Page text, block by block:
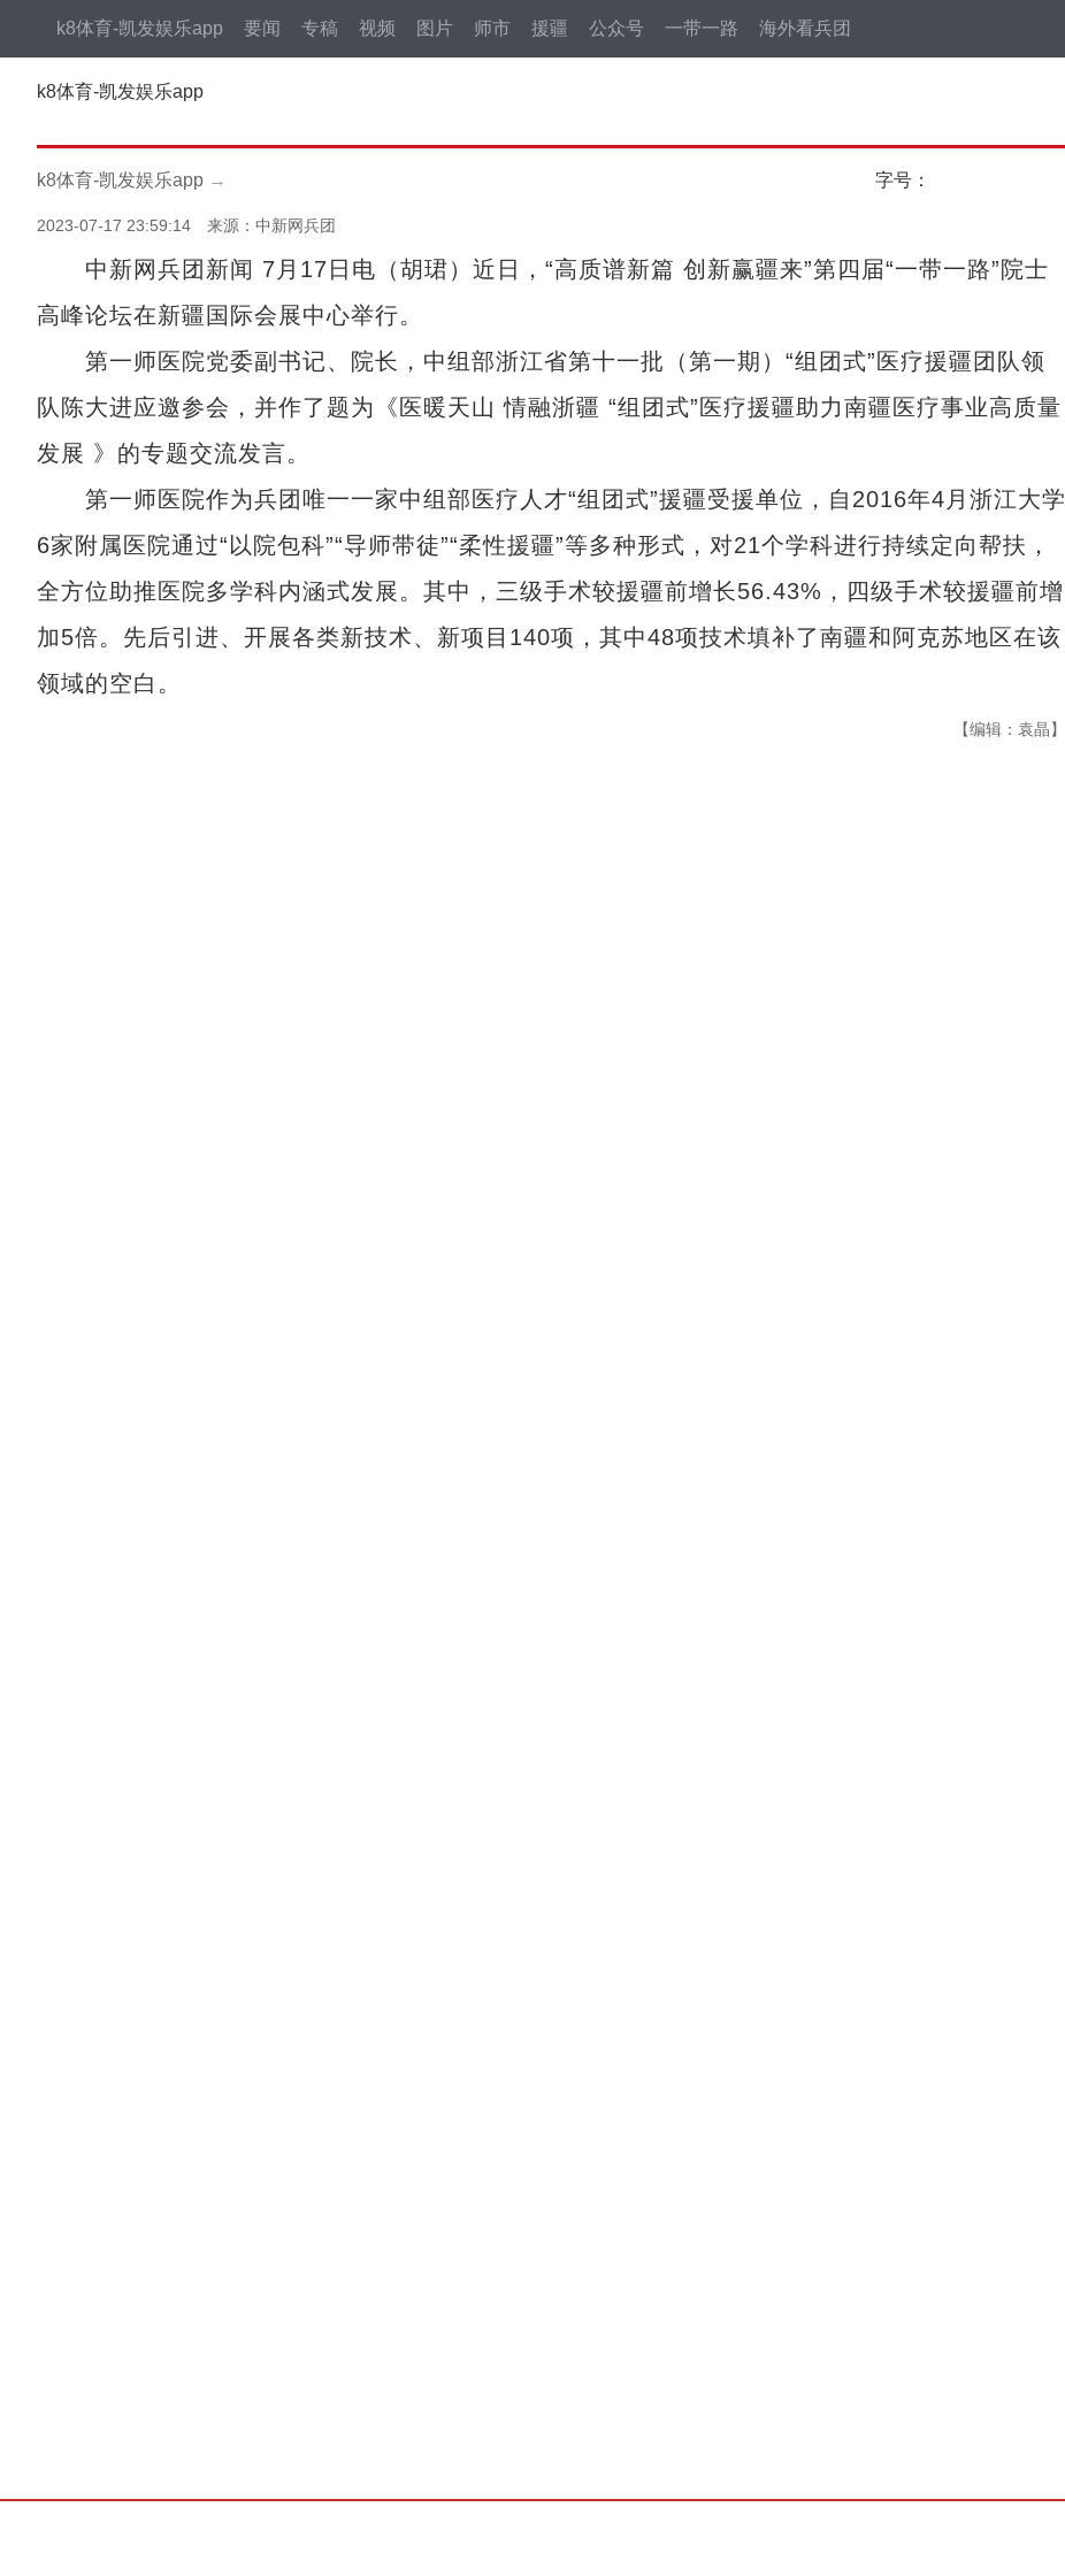
k8体育-凯发娱乐app 要闻 专稿 视频 图片 师市 援疆 公众号 一带一路 海外看兵团
k8体育-凯发娱乐app
k8体育-凯发娱乐app → 字号：
2023-07-17 23:59:14 来源：中新网兵团
中新网兵团新闻 7月17日电（胡珺）近日，“高质谱新篇 创新赢疆来”第四届“一带一路”院士
高峰论坛在新疆国际会展中心举行。
第一师医院党委副书记、院长，中组部浙江省第十一批（第一期）“组团式”医疗援疆团队领
队陈大进应邀参会，并作了题为《医暖天山 情融浙疆 “组团式”医疗援疆助力南疆医疗事业高质量
发展 》的专题交流发言。
第一师医院作为兵团唯一一家中组部医疗人才“组团式”援疆受援单位，自2016年4月浙江大学
6家附属医院通过“以院包科”“导师带徒”“柔性援疆”等多种形式，对21个学科进行持续定向帮扶，
全方位助推医院多学科内涵式发展。其中，三级手术较援疆前增长56.43%，四级手术较援疆前增
加5倍。先后引进、开展各类新技术、新项目140项，其中48项技术填补了南疆和阿克苏地区在该
领域的空白。
【编辑：袁晶】